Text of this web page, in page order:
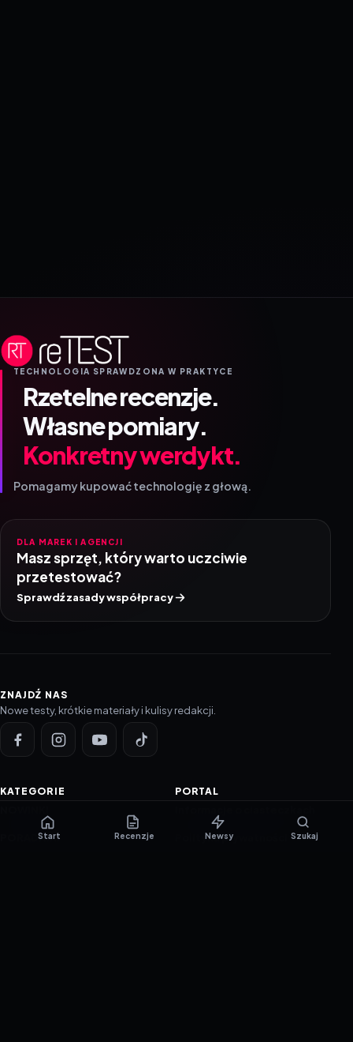
TECHNOLOGIA SPRAWDZONA W PRAKTYCE
Rzetelne recenzje.
Własne pomiary.
Konkretny werdykt.
Pomagamy kupować technologię z głową.
DLA MAREK I AGENCJI
Masz sprzęt, który warto uczciwie
przetestować?
Sprawdź zasady współpracy
ZNAJDŹ NAS
Nowe testy, krótkie materiały i kulisy redakcji.
KATEGORIE
PORADNIKI
PORTAL
Polityka prywatności
Start Recenzje Newsy Szukaj